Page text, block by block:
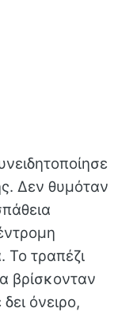
Δεν θυμόταν
Το τραπέζι
βρίσκονταν
όνειρο,